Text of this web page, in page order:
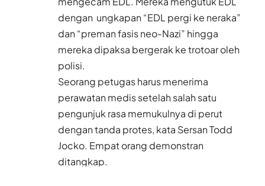
dengan ungkapan “EDL pergi ke neraka”
dan “preman fasis neo-Nazi” hingga
mereka dipaksa bergerak ke trotoar oleh
polisi.
Seorang petugas harus menerima
perawatan medis setelah salah satu
pengunjuk rasa memukulnya di perut
dengan tanda protes, kata Sersan Todd
Jocko. Empat orang demonstran
ditangkap.